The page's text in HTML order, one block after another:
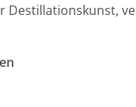
Destillationskunst,